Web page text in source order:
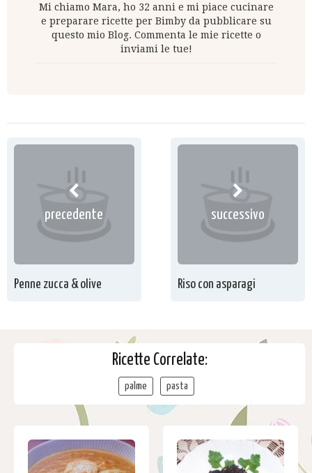
Mi chiamo Mara, ho 32 anni e mi piace cucinare
e preparare ricette per Bimby da pubblicare su
questo mio Blog. Commenta le mie ricette o
inviami le tue!
precedente
Penne zucca & olive
successivo
Riso con asparagi
Ricette Correlate:
palme pasta